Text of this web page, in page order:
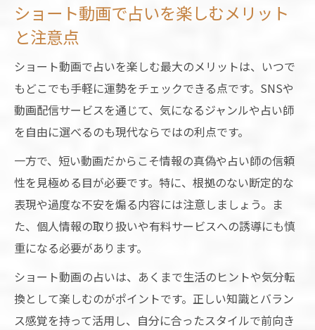
ショート動画で占いを楽しむメリット
と注意点
ショート動画で占いを楽しむ最大のメリットは、いつで
もどこでも手軽に運勢をチェックできる点です。SNSや
動画配信サービスを通じて、気になるジャンルや占い師
を自由に選べるのも現代ならではの利点です。
一方で、短い動画だからこそ情報の真偽や占い師の信頼
性を見極める目が必要です。特に、根拠のない断定的な
表現や過度な不安を煽る内容には注意しましょう。ま
た、個人情報の取り扱いや有料サービスへの誘導にも慎
重になる必要があります。
ショート動画の占いは、あくまで生活のヒントや気分転
換として楽しむのがポイントです。正しい知識とバラン
ス感覚を持って活用し、自分に合ったスタイルで前向き